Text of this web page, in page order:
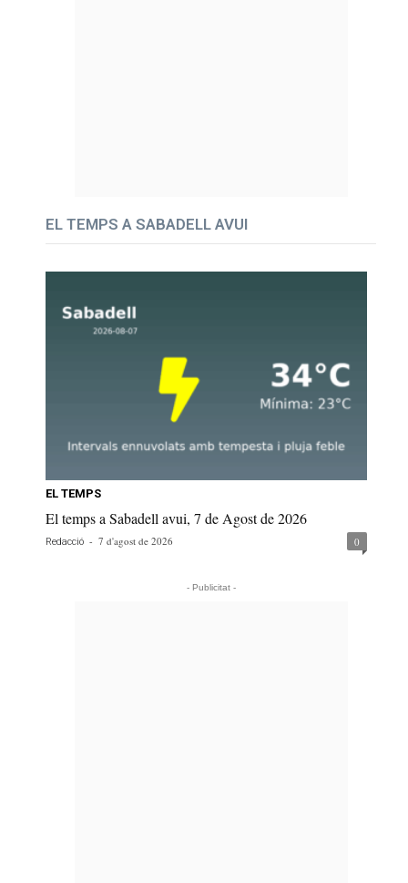
EL TEMPS A SABADELL AVUI
EL TEMPS
El temps a Sabadell avui, 7 de Agost de 2026
Redacció - 7 d'agost de 2026 0
- Publicitat -